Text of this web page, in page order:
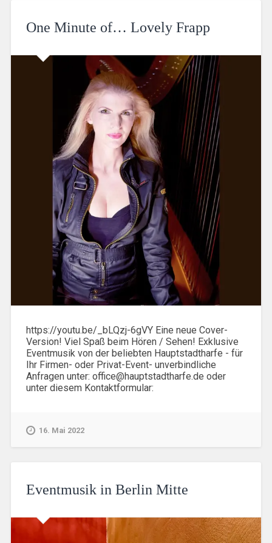
One Minute of… Lovely Frapp
https://youtu.be/_bLQzj-6gVY Eine neue Cover-
Version! Viel Spaß beim Hören / Sehen! Exklusive
Eventmusik von der beliebten Hauptstadtharfe - für
Ihr Firmen- oder Privat-Event- unverbindliche
Anfragen unter: office@hauptstadtharfe.de oder
unter diesem Kontaktformular:
16. Mai 2022
Eventmusik in Berlin Mitte